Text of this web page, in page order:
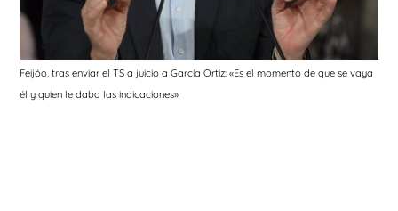
Feijóo, tras enviar el TS a juicio a García Ortiz: «Es el momento de que se vaya
él y quien le daba las indicaciones»